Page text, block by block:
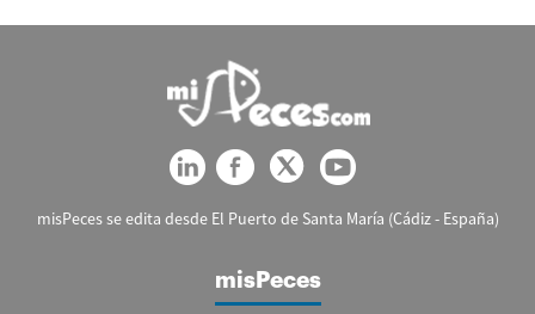
misPeces se edita desde El Puerto de Santa María (Cádiz - España)
misPeces